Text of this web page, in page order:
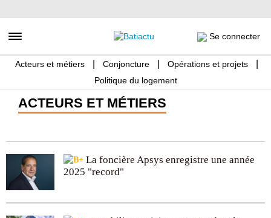
au
principal
Toggle navigation Se connecter
Acteurs et métiers Conjoncture
Opérations et projets
Politique du logement
ACTEURS ET MÉTIERS
La foncière Apsys enregistre une année
2025 "record"